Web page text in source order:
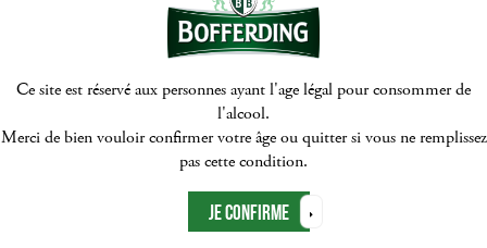
Ce site est réservé aux personnes ayant l'age légal pour consommer de
l'alcool.
Merci de bien vouloir confirmer votre âge ou quitter si vous ne remplissez
pas cette condition.